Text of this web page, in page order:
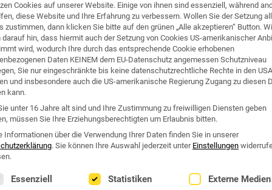
und Hygiene Organe & Organ-Uhr
Westend Online-Shop: Sicher, schnell und 24/7 für Sie da!
Gratisversand ab €50
DURCH
durch Kräuterpflaster“
Cookies auf unserer Website. Einige von ihnen sind essenziell, während
diese Website und Ihre Erfahrung zu verbessern. Wollen Sie der Setzung
zustimmen, dann klicken Sie bitte auf den grünen „Alle akzeptieren“ Button.
hin, dass hiermit auch der Setzung von Cookies US-amerikanischer
wird, wodurch Ihre durch das entsprechende Cookie erhobenen
Daten KEINEM dem EU-Datenschutz angemessen Schutzniveau
Sie nur eingeschränkte bis keine datenschutzrechtliche Rechte in den USA
und insbesondere auch die US-amerikanische Regierung Zugang zu diesen
kann.
unter 16 Jahre alt sind und Ihre Zustimmung zu freiwilligen Diensten geben
müssen Sie Ihre Erziehungsberechtigten um Erlaubnis bitten.
Informationen über die Verwendung Ihrer Daten finden Sie in unserer
. Sie können Ihre Auswahl jederzeit unter Einstellungen
eine Liste der Service-Gruppen, für die eine Einwilligung
Essenziell Statistiken Externe Medien